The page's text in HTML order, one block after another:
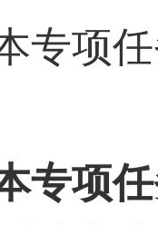
专项
专项